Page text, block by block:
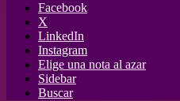
Facebook
X
LinkedIn
Instagram
Elige una nota al azar
Sidebar
Buscar